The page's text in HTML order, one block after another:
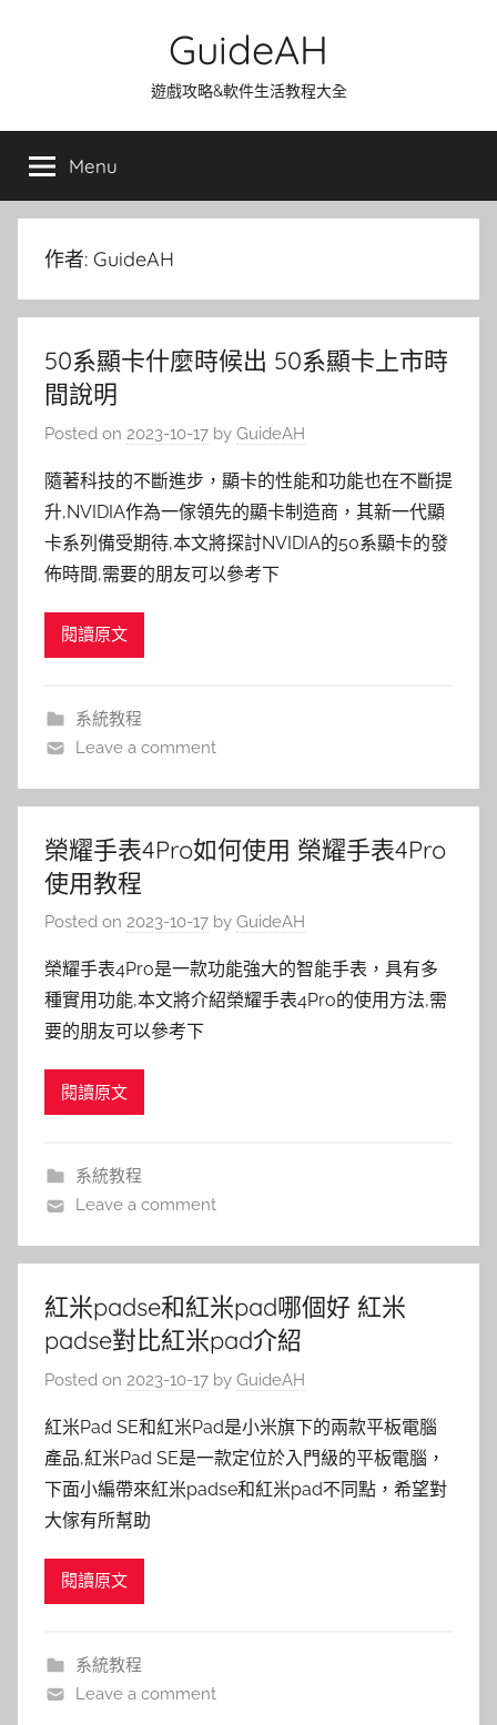
GuideAH
遊戲攻略&軟件生活教程大全
Menu
作者: GuideAH
50系顯卡什麼時候出 50系顯卡上市時
間說明
Posted on 2023-10-17 by GuideAH
隨著科技的不斷進步，顯卡的性能和功能也在不斷提
升,NVIDIA作為一傢領先的顯卡制造商，其新一代顯
卡系列備受期待,本文將探討NVIDIA的50系顯卡的發
佈時間,需要的朋友可以參考下
閱讀原文
系統教程
Leave a comment
榮耀手表4Pro如何使用 榮耀手表4Pro
使用教程
Posted on 2023-10-17 by GuideAH
榮耀手表4Pro是一款功能強大的智能手表，具有多
種實用功能,本文將介紹榮耀手表4Pro的使用方法,需
要的朋友可以參考下
閱讀原文
系統教程
Leave a comment
紅米padse和紅米pad哪個好 紅米
padse對比紅米pad介紹
Posted on 2023-10-17 by GuideAH
紅米Pad SE和紅米Pad是小米旗下的兩款平板電腦
產品,紅米Pad SE是一款定位於入門級的平板電腦，
下面小編帶來紅米padse和紅米pad不同點，希望對
大傢有所幫助
閱讀原文
系統教程
Leave a comment